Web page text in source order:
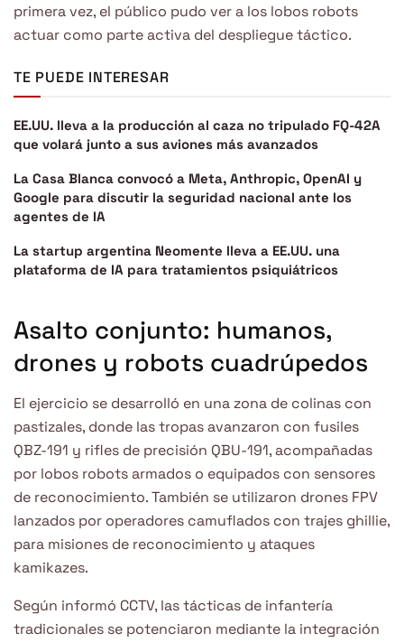
primera vez, el público pudo ver a los lobos robots
actuar como parte activa del despliegue táctico.
TE PUEDE INTERESAR
EE.UU. lleva a la producción al caza no tripulado FQ-42A
que volará junto a sus aviones más avanzados
La Casa Blanca convocó a Meta, Anthropic, OpenAI y
Google para discutir la seguridad nacional ante los
agentes de IA
La startup argentina Neomente lleva a EE.UU. una
plataforma de IA para tratamientos psiquiátricos
Asalto conjunto: humanos,
drones y robots cuadrúpedos
El ejercicio se desarrolló en una zona de colinas con
pastizales, donde las tropas avanzaron con fusiles
QBZ-191 y rifles de precisión QBU-191, acompañadas
por lobos robots armados o equipados con sensores
de reconocimiento. También se utilizaron drones FPV
lanzados por operadores camuflados con trajes ghillie,
para misiones de reconocimiento y ataques
kamikazes.
Según informó CCTV, las tácticas de infantería
tradicionales se potenciaron mediante la integración